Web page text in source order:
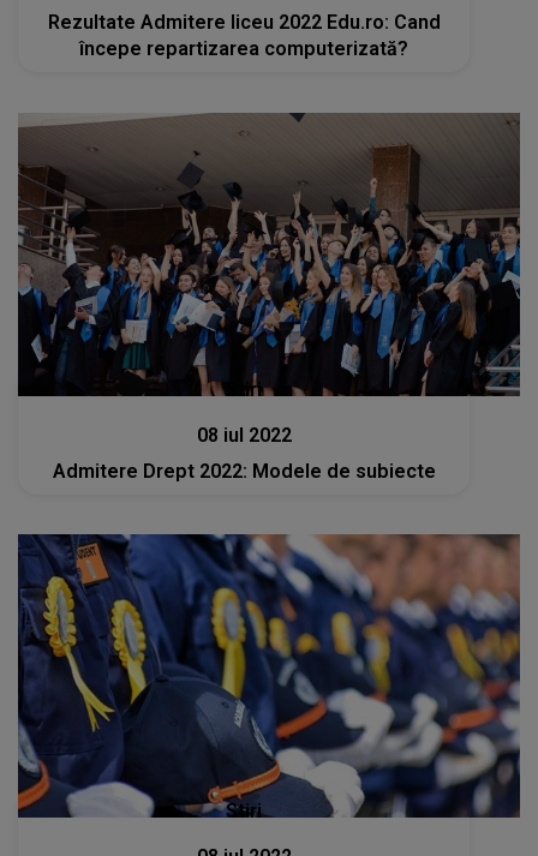
Rezultate Admitere liceu 2022 Edu.ro: Cand
începe repartizarea computerizată?
Stiri
08 iul 2022
Admitere Drept 2022: Modele de subiecte
Stiri